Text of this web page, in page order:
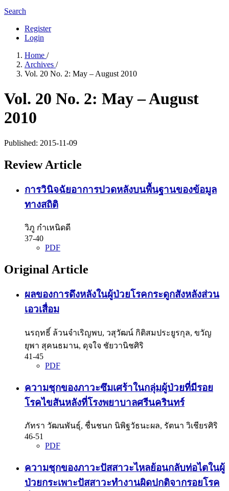
Search
Register
Login
Home /
Archives /
Vol. 20 No. 2: May – August 2010
Vol. 20 No. 2: May – August
2010
Published: 2015-11-09
Review Article
การวินิจฉัยอาการปวดหลังบนพื้นฐานของข้อมูล
ทางสถิติ
วิภู กำเหนิดดี
37-40
PDF
Original Article
ผลของการดึงหลังในผู้ป่วยโรคกระดูกสังหลังส่วน
เอวเสื่อม
นรฤทธิ์ ล้วนจำเริญพบ, วสุวัฒน์ กิติสมประยูรกุล, ขวัญ
ยุพา สุคนธมาน, ดุจใจ ชัยวานิชศิริ
41-45
PDF
ความชุกของภาวะซึมเศร้าในกลุ่มผู้ป่วยที่มีรอย
โรคไขสันหลังที่โรงพยาบาลศรีนครินทร์
ภัทรา วัฒนพันธุ์, ชื่นชนก นิพิฐวัธนะผล, รัตนา วิเชียรศิริ
46-51
PDF
ความชุกของภาวะปัสสาวะไหลย้อนกลับท่อไตในผู้
ป่วยกระเพาะปัสสาวะทำงานผิดปกติจากรอยโรค